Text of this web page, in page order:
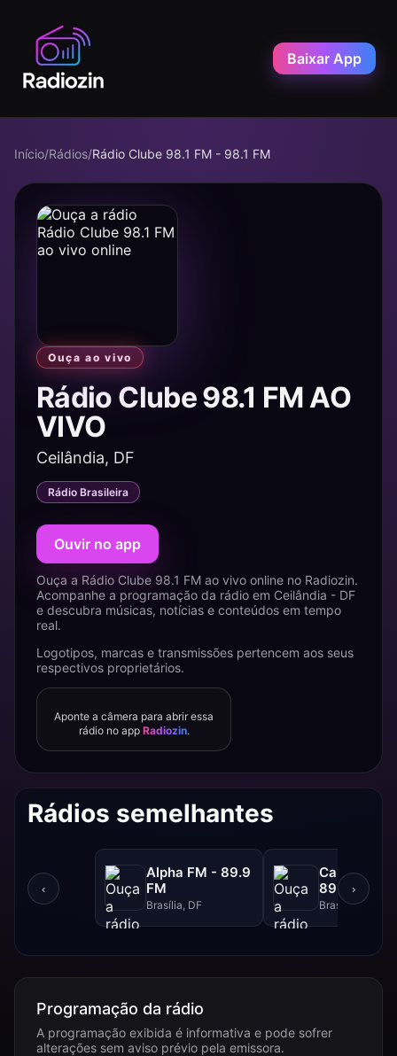
Baixar App
Início/Rádios/Rádio Clube 98.1 FM - 98.1 FM
Ouça ao vivo
Rádio Clube 98.1 FM AO
VIVO
Ceilândia, DF
Rádio Brasileira
Ouvir no app
Ouça a Rádio Clube 98.1 FM ao vivo online no Radiozin.
Acompanhe a programação da rádio em Ceilândia - DF
e descubra músicas, notícias e conteúdos em tempo
real.
Logotipos, marcas e transmissões pertencem aos seus
respectivos proprietários.
Aponte a câmera para abrir essa
rádio no app Radiozin.
Rádios semelhantes
‹
Alpha FM - 89.9
FM
Brasília, DF
Canção
89.1 FM
Brasília, DF
›
Programação da rádio
A programação exibida é informativa e pode sofrer
alterações sem aviso prévio pela emissora.